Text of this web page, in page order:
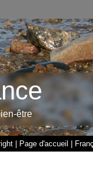
être
| Page d'accueil